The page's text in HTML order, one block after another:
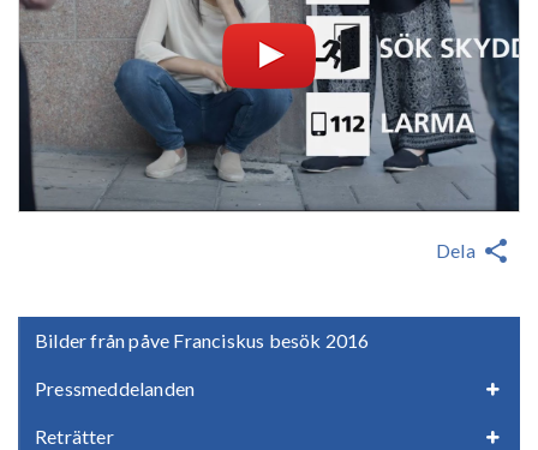
Bilder från påve Franciskus besök 2016
Pressmeddelanden
Reträtter
Dela